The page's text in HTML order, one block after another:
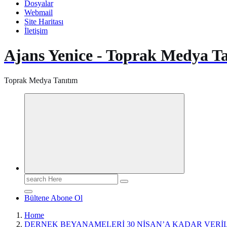
Dosyalar
Webmail
Site Haritası
İletişim
Ajans Yenice - Toprak Medya
Toprak Medya Tanıtım
Search
for:
Bültene Abone Ol
Home
DERNEK BEYANAMELERİ 30 NİSAN’A KADAR